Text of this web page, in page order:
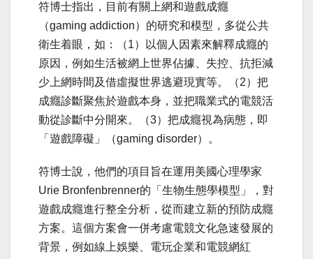
符博士指出，目前有關上網和遊戲成癮
（gaming addiction）的研究和模型，多從公共
衛生着眼，如：（1）以個人因素來解釋成癮的
原因，例如生活被網上世界佔據、失控、抗拒減
少上網時間及借虛擬世界逃避現實等。（2）把
成癮診斷聚焦於遊戲本身，並把職業式的電競活
動從診斷中分開來。（3）把成癮視為病態，即
「遊戲障礙」（gaming disorder）。
符博士說，他們的項目旨在運用美國心理學家
Urie Bronfenbrenner的「生物生態學模型」，對
遊戲成癮進行整全分析，從而建立新的預防成癮
方案。這個方案會一併考慮電競文化急速發展的
背景，例如線上娛樂、電玩企業和電競網紅